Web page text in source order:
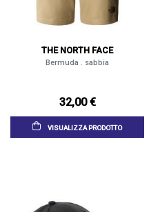
THE NORTH FACE
Bermuda . sabbia
32,00 €
VISUALIZZA PRODOTTO